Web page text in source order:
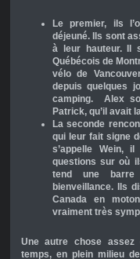
Le premier, ils
déjeuné. Ils sont
à leur hauteur. Il
Québécois de
vélo de
depuis quelques
camping. Alex
Patrick, qu’il avait
La seconde
qui leur fait signe
s’appelle Wein,
questions sur où
tend une barre
bienveillance. Ils
Canada en
vraiment très
Une autre chose assez
temps, en plein milieu